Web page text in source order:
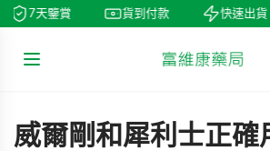
7天鑒賞 貨到付款 快速出貨
威爾剛和犀利士正確